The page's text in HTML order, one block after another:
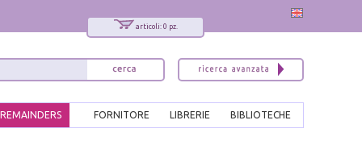
articoli: 0 pz.
BIBLIOTECHE
LIBRERIE
FORNITORE
REMAINDERS